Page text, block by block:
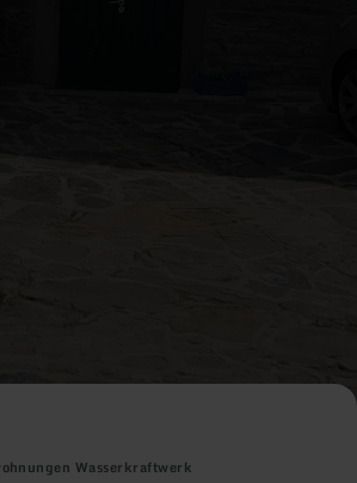
Wasserkraftwerk